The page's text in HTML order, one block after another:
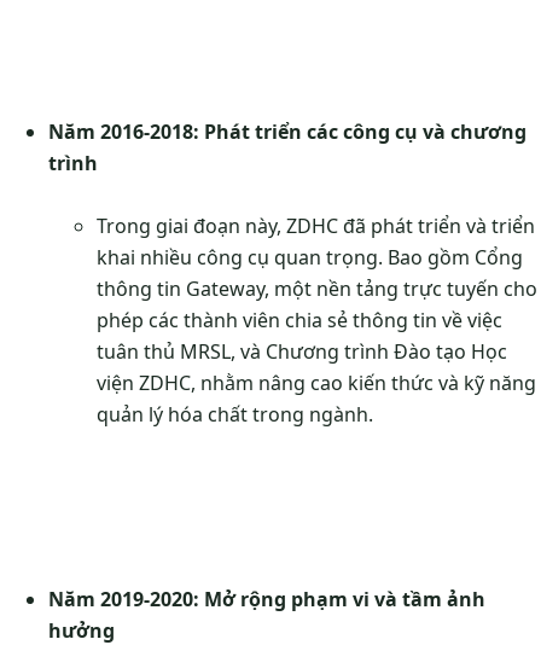
Năm 2016-2018: Phát triển các công cụ và chương
trình
Trong giai đoạn này, ZDHC đã phát triển và triển
khai nhiều công cụ quan trọng. Bao gồm Cổng
thông tin Gateway, một nền tảng trực tuyến cho
phép các thành viên chia sẻ thông tin về việc
tuân thủ MRSL, và Chương trình Đào tạo Học
viện ZDHC, nhằm nâng cao kiến thức và kỹ năng
quản lý hóa chất trong ngành.
Năm 2019-2020: Mở rộng phạm vi và tầm ảnh
hưởng